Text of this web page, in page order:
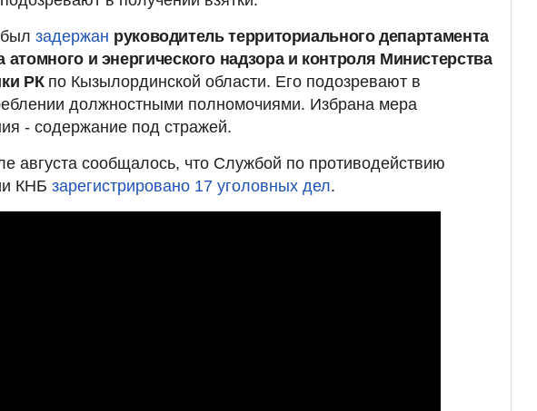
задержан руководитель территориального департамента
атомного и энергического надзора и контроля Министерства
РК по Кызылординской области. Его подозревают в
должностными полномочиями. Избрана мера
- содержание под стражей.
августа сообщалось, что Службой по противодействию
КНБ зарегистрировано 17 уголовных дел.